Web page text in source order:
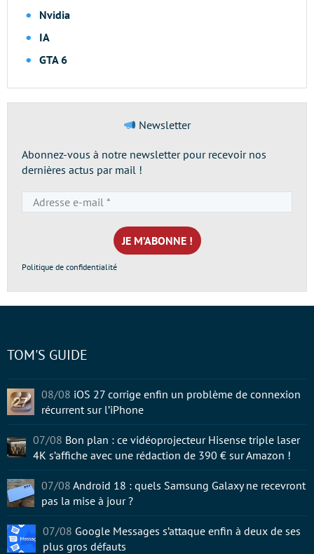
Nvidia
IA
GTA 6
Newsletter
Abonnez-vous à notre newsletter pour recevoir nos
dernières actus par mail !
e-
mail
*
Politique de confidentialité
TOM'S GUIDE
08/08 iOS 27 corrige enfin un problème de connexion
récurrent sur l’iPhone
07/08 Bon plan : ce vidéoprojecteur Hisense triple laser
4K s’affiche avec une rédaction de 390 € sur Amazon !
07/08 Android 18 : quels Samsung Galaxy ne recevront
pas la mise à jour ?
07/08 Google Messages s’attaque enfin à deux de ses
plus gros défauts